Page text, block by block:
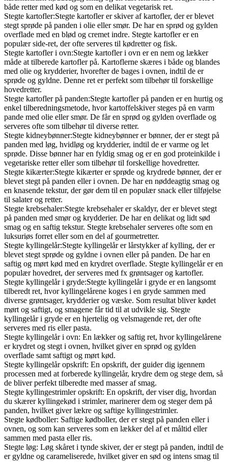
både retter med kød og som en delikat vegetarisk ret.
Stegte kartofler:Stegte kartofler er skiver af kartofler, der er blevet
stegt sprøde på panden i olie eller smør. De har en sprød og gylden
overflade med en blød og cremet indre. Stegte kartofler er en
populær side-ret, der ofte serveres til kødretter og fisk.
Stegte kartofler i ovn:Stegte kartofler i ovn er en nem og lækker
måde at tilberede kartofler på. Kartoflerne skæres i både og blandes
med olie og krydderier, hvorefter de bages i ovnen, indtil de er
sprøde og gyldne. Denne ret er perfekt som tilbehør til forskellige
hovedretter.
Stegte kartofler på panden:Stegte kartofler på panden er en hurtig og
enkel tilberedningsmetode, hvor kartoffelskiver steges på en varm
pande med olie eller smør. De får en sprød og gylden overflade og
serveres ofte som tilbehør til diverse retter.
Stegte kidneybønner:Stegte kidneybønner er bønner, der er stegt på
panden med løg, hvidløg og krydderier, indtil de er varme og let
sprøde. Disse bønner har en fyldig smag og er en god proteinkilde i
vegetariske retter eller som tilbehør til forskellige hovedretter.
Stegte kikærter:Stegte kikærter er sprøde og krydrede bønner, der er
blevet stegt på panden eller i ovnen. De har en nøddeagtig smag og
en knasende tekstur, der gør dem til en populær snack eller tilføjelse
til salater og retter.
Stegte krebsehaler:Stegte krebsehaler er skaldyr, der er blevet stegt
på panden med smør og krydderier. De har en delikat og lidt sød
smag og en saftig tekstur. Stegte krebsehaler serveres ofte som en
luksuriøs forret eller som en del af gourmetretter.
Stegte kyllingelår:Stegte kyllingelår er lårstykker af kylling, der er
blevet stegt sprøde og gyldne i ovnen eller på panden. De har en
saftig og mørt kød med en krydret overflade. Stegte kyllingelår er en
populær hovedret, der serveres med fx grøntsager og kartofler.
Stegte kyllingelår i gryde:Stegte kyllingelår i gryde er en langsomt
tilberedt ret, hvor kyllingelårene koges i en gryde sammen med
diverse grøntsager, krydderier og væske. Som resultat bliver kødet
mørt og saftigt, og smagene får tid til at udvikle sig. Stegte
kyllingelår i gryde er en hjertelig og velsmagende ret, der ofte
serveres med ris eller pasta.
Stegte kyllingelår i ovn: En lækker og saftig ret, hvor kyllingelårene
er krydret og stegt i ovnen, hvilket giver en sprød og gylden
overflade samt saftigt og mørt kød.
Stegte kyllingelår opskrift: En opskrift, der guider dig igennem
processen med at forberede kyllingelår, krydre dem og stege dem, så
de bliver perfekt tilberedte med masser af smag.
Stegte kyllingestrimler opskrift: En opskrift, der viser dig, hvordan
du skærer kyllingekød i strimler, marinerer dem og steger dem på
panden, hvilket giver lækre og saftige kyllingestrimler.
Stegte kødboller: Saftige kødboller, der er stegt på panden eller i
ovnen, og som kan serveres som en lækker del af et måltid eller
sammen med pasta eller ris.
Stegte løg: Løg skåret i tynde skiver, der er stegt på panden, indtil de
er gyldne og carameliserede, hvilket giver en sød og intens smag til